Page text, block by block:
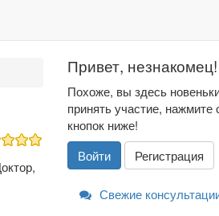
Привет, незнакомец!
Похоже, вы здесь
принять участие, нажмите
кнопок ниже!
Войти
Регистрация
Свежие